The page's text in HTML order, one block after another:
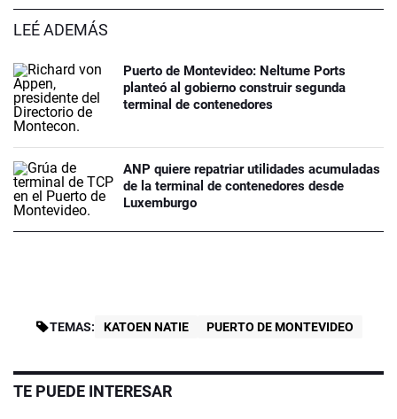
LEÉ ADEMÁS
Puerto de Montevideo: Neltume Ports
planteó al gobierno construir segunda
terminal de contenedores
ANP quiere repatriar utilidades acumuladas
de la terminal de contenedores desde
Luxemburgo
TEMAS: KATOEN NATIE PUERTO DE MONTEVIDEO
TE PUEDE INTERESAR